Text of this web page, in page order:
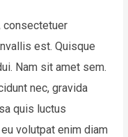
est. Quisque
Nam sit amet sem.
nec, gravida
quis luctus
volutpat enim diam